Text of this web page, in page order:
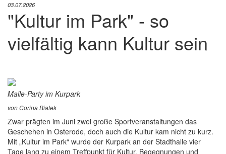
03.07.2026
"Kultur im Park" - so
vielfältig kann Kultur sein
Malle-Party im Kurpark
von Corina Bialek
Zwar prägten im Juni zwei große Sportveranstaltungen das
Geschehen in Osterode, doch auch die Kultur kam nicht zu kurz.
Mit „Kultur im Park“ wurde der Kurpark an der Stadthalle vier
Tage lang zu einem Treffpunkt für Kultur, Begegnungen und